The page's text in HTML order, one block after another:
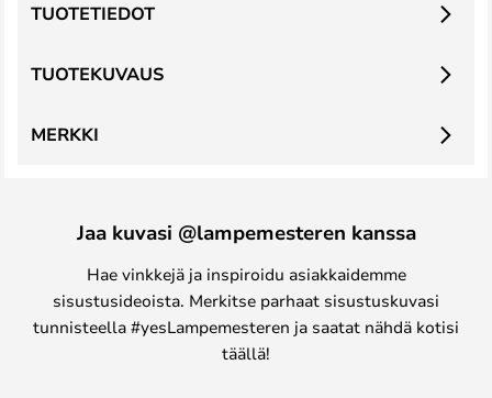
TUOTEKUVAUS
TUOTETIEDOT
MERKKI
Jaa kuvasi @lampemesteren kanssa
Hae vinkkejä ja inspiroidu asiakkaidemme
sisustusideoista. Merkitse parhaat sisustuskuvasi
tunnisteella #yesLampemesteren ja saatat nähdä kotisi
täällä!